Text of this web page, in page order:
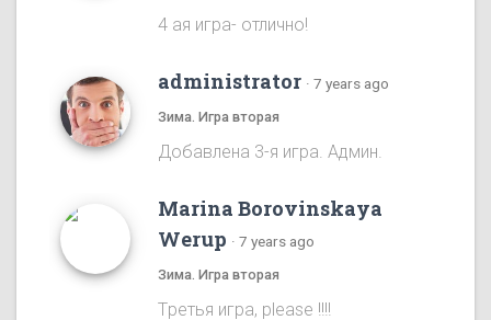
4 ая игра- отлично!
administrator · 7 years ago
Зима. Игра вторая
Добавлена 3-я игра. Админ.
Marina Borovinskaya
Werup · 7 years ago
Зима. Игра вторая
Tретья игра, please !!!!